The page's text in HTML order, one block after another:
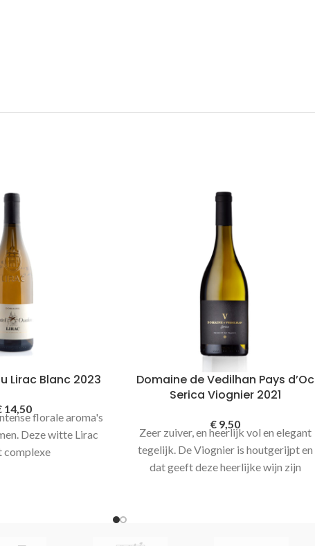
Lirac Blanc 2023
14,50
florale aroma's
Deze witte Lirac
complexe
Domaine de Vedilhan Pays d’Oc
Serica Viognier 2021
€ 9,50
Zeer zuiver, en heerlijk vol en elegant
tegelijk. De Viognier is houtgerijpt en
dat geeft deze heerlijke wijn zijn